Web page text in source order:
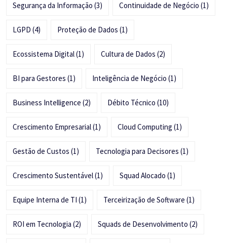
Segurança da Informação (3) Continuidade de Negócio (1)
LGPD (4) Proteção de Dados (1)
Ecossistema Digital(1) Cultura de Dados (2)
BI para Gestores (1) Inteligência de Negócio (1)
Business Intelligence (2) Débito Técnico (10)
Crescimento Empresarial(1) Cloud Computing (1)
Gestão de Custos (1) Tecnologia para Decisores (1)
Crescimento Sustentável(1) Squad Alocado (1)
Equipe Interna de TI (1) Terceirização de Software (1)
ROI em Tecnologia (2) Squads de Desenvolvimento (2)